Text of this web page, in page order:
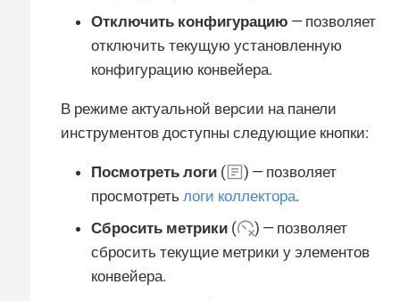
Отключить конфигурацию — позволяет
отключить текущую установленную
конфигурацию конвейера.
В режиме актуальной версии на панели
инструментов доступны следующие кнопки:
Посмотреть логи (
) — позволяет
просмотреть логи коллектора.
Сбросить метрики (
) — позволяет
сбросить текущие метрики у элементов
конвейера.